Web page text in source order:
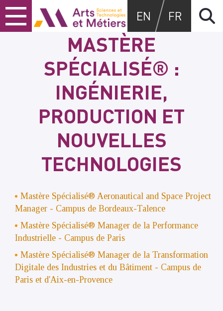
Skip
to
content
Skip
to
main
Skip
to
search
Arts et métiers
EN FR
MASTÈRE
SPÉCIALISÉ® :
INGÉNIERIE,
PRODUCTION ET
NOUVELLES
TECHNOLOGIES
Mastère Spécialisé® Aeronautical and Space Project
Manager - Campus de Bordeaux-Talence
Mastère Spécialisé® Manager de la Performance
Industrielle - Campus de Paris
Mastère Spécialisé® Manager de la Transformation
Digitale des Industries et du Bâtiment - Campus de
Paris et d'Aix-en-Provence